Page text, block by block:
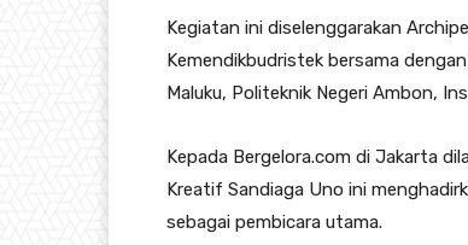
Kegiatan ini diselenggarakan
Kemendikbudristek bersama
Maluku, Politeknik Negeri Ambon,
Kepada Bergelora.com di Jakarta
Kreatif Sandiaga Uno ini
sebagai pembicara utama.